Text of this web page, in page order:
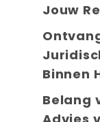
Jouw
Binnen
Belang